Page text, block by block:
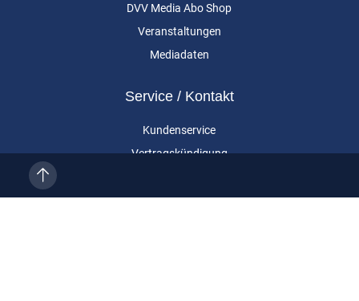
DVV Media Abo Shop
Veranstaltungen
Mediadaten
Service / Kontakt
Kundenservice
Vertragskündigung
Über uns